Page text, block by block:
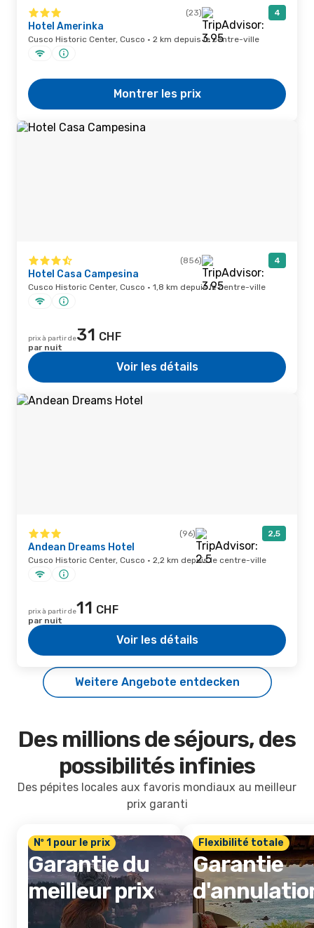
(23) 4
Hotel Amerinka
Cusco Historic Center, Cusco · 2 km depuis le centre-ville
Montrer les prix
(856) 4
Hotel Casa Campesina
Cusco Historic Center, Cusco · 1,8 km depuis le centre-ville
prix à partir de31 CHF
par nuit
Voir les détails
(96) 2,5
Andean Dreams Hotel
Cusco Historic Center, Cusco · 2,2 km depuis le centre-ville
prix à partir de11 CHF
par nuit
Voir les détails
Weitere Angebote entdecken
Des millions de séjours, des
possibilités infinies
Des pépites locales aux favoris mondiaux au meilleur
prix garanti
Nº 1 pour le prix
Garantie du
meilleur prix
Flexibilité totale
Garantie